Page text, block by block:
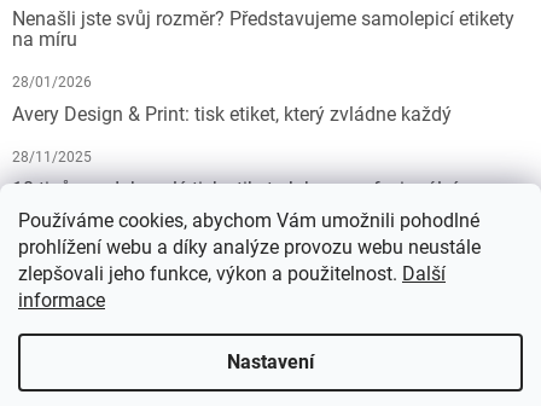
Používáme cookies, abychom Vám umožnili pohodlné
prohlížení webu a díky analýze provozu webu neustále
zlepšovali jeho funkce, výkon a použitelnost. Další
informace
Nastavení
Nenašli jste svůj rozměr? Představujeme samolepicí etikety
na míru
28/01/2026
Avery Design & Print: tisk etiket, který zvládne každý
28/11/2025
10 tipů pro dokonalý tisk etiket: Jak na profesionální
výsledek bez starostí
19/07/2025